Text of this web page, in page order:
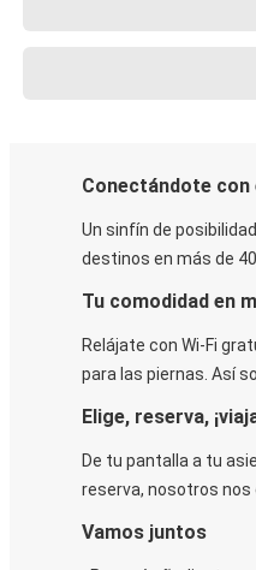
Conectándote con
Un sinfín de
destinos en más de
Tu comodidad en
Relájate con Wi-Fi
para las piernas. Así
Elige, reserva,
De tu pantalla a tu
reserva, nosotros nos
Vamos juntos